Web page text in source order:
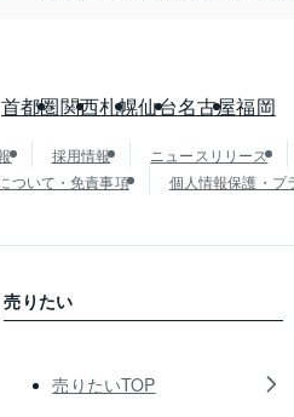
首都圏関西札幌仙台名古屋福岡
採用情報 ニュースリリース
ついて・免責事項
個人情報保護・プ
売りたい
売りたいTOP